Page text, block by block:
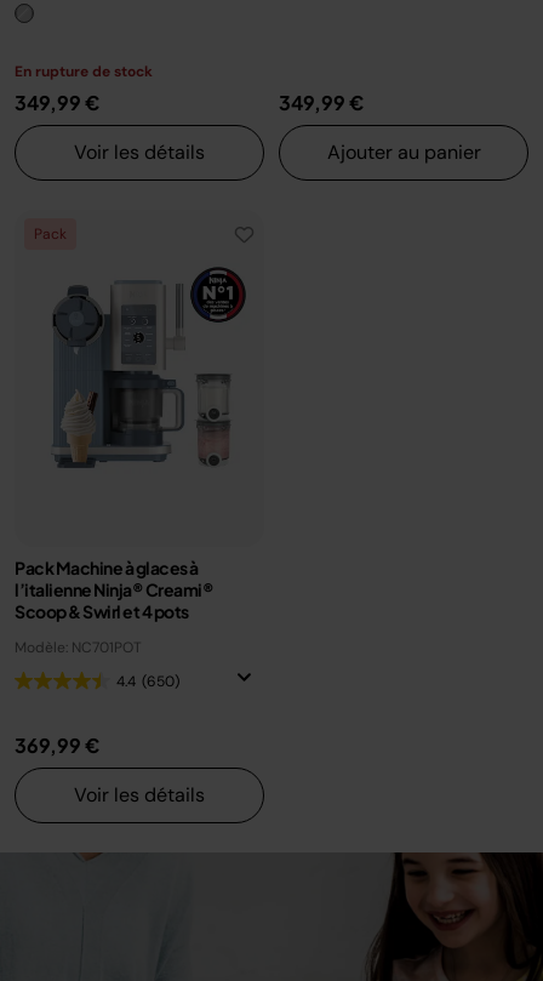
En rupture de stock
349,99 €
Voir les détails
349,99 €
Ajouter au panier
Pack
Pack Machine à glaces à
l’italienne Ninja® Creami®
Scoop & Swirl​ et 4 pots
Modèle: NC701POT
4.4 (650)
369,99 €
Voir les détails